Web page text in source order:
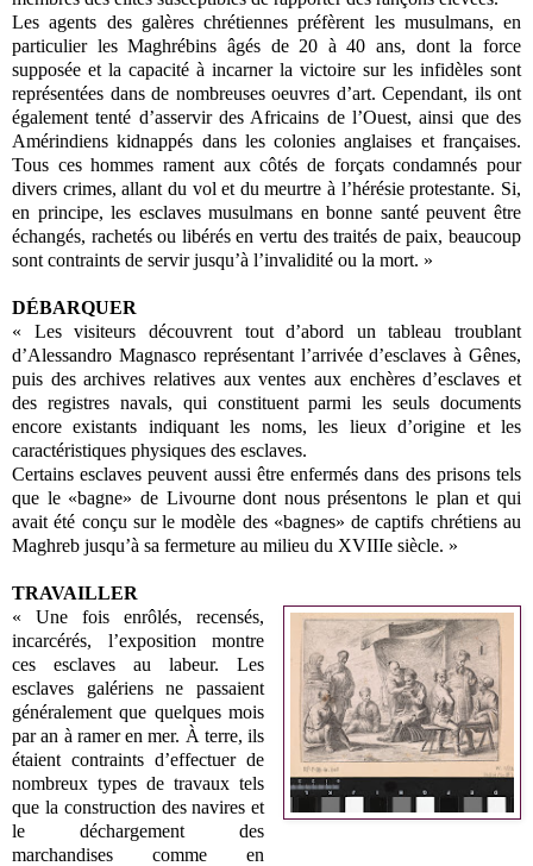
Les agents des galères chrétiennes préfèrent les musulmans, en
particulier les Maghrébins âgés de 20 à 40 ans, dont la force
supposée et la capacité à incarner la victoire sur les infidèles sont
représentées dans de nombreuses oeuvres d’art. Cependant, ils ont
également tenté d’asservir des Africains de l’Ouest, ainsi que des
Amérindiens kidnappés dans les colonies anglaises et françaises.
Tous ces hommes rament aux côtés de forçats condamnés pour
divers crimes, allant du vol et du meurtre à l’hérésie protestante. Si,
en principe, les esclaves musulmans en bonne santé peuvent être
échangés, rachetés ou libérés en vertu des traités de paix, beaucoup
sont contraints de servir jusqu’à l’invalidité ou la mort. »
DÉBARQUER
« Les visiteurs découvrent tout d’abord un tableau troublant
d’Alessandro Magnasco représentant l’arrivée d’esclaves à Gênes,
puis des archives relatives aux ventes aux enchères d’esclaves et
des registres navals, qui constituent parmi les seuls documents
encore existants indiquant les noms, les lieux d’origine et les
caractéristiques physiques des esclaves.
Certains esclaves peuvent aussi être enfermés dans des prisons tels
que le «bagne» de Livourne dont nous présentons le plan et qui
avait été conçu sur le modèle des «bagnes» de captifs chrétiens au
Maghreb jusqu’à sa fermeture au milieu du XVIIIe siècle. »
TRAVAILLER
« Une fois enrôlés, recensés,
incarcérés, l’exposition montre
ces esclaves au labeur. Les
esclaves galériens ne passaient
généralement que quelques mois
par an à ramer en mer. À terre, ils
étaient contraints d’effectuer de
nombreux types de travaux tels
que la construction des navires et
le déchargement des
marchandises comme en